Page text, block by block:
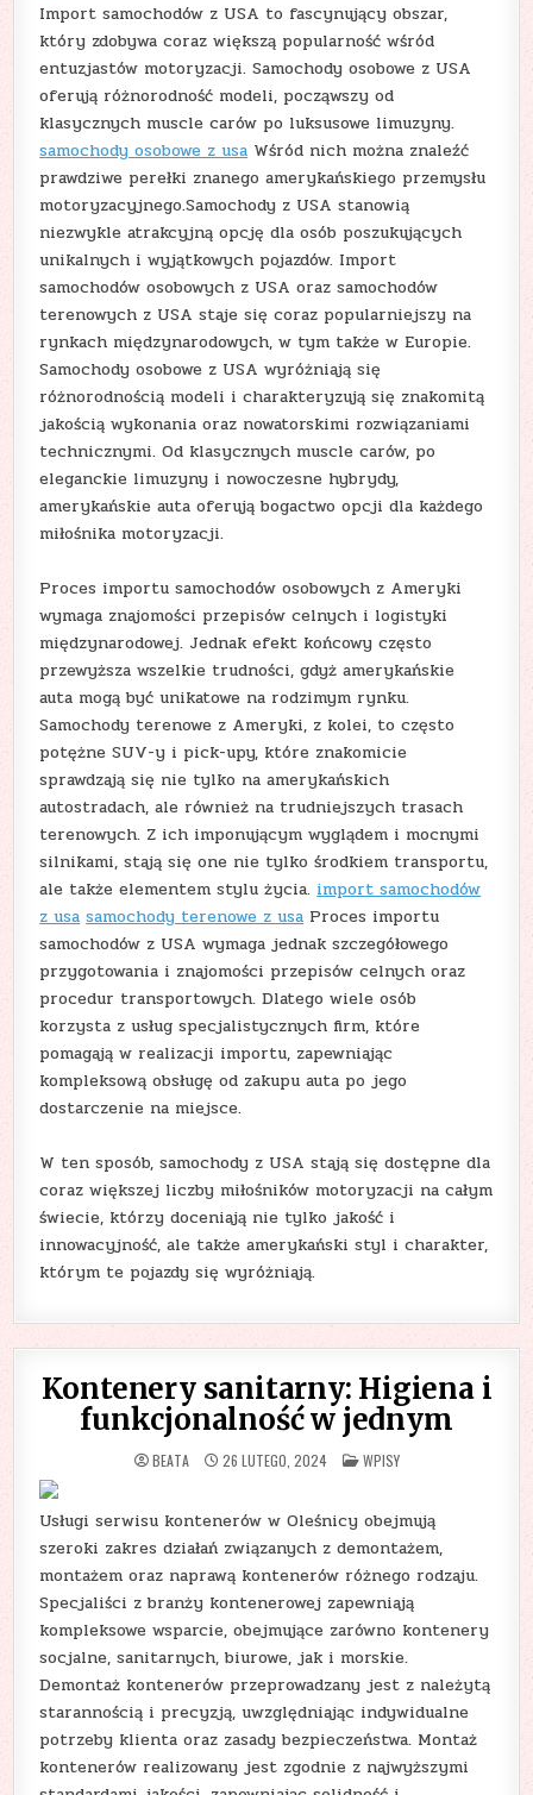
Import samochodów z USA to fascynujący obszar,
który zdobywa coraz większą popularność wśród
entuzjastów motoryzacji. Samochody osobowe z USA
oferują różnorodność modeli, począwszy od
klasycznych muscle carów po luksusowe limuzyny.
samochody osobowe z usa Wśród nich można znaleźć
prawdziwe perełki znanego amerykańskiego przemysłu
motoryzacyjnego.Samochody z USA stanowią
niezwykle atrakcyjną opcję dla osób poszukujących
unikalnych i wyjątkowych pojazdów. Import
samochodów osobowych z USA oraz samochodów
terenowych z USA staje się coraz popularniejszy na
rynkach międzynarodowych, w tym także w Europie.
Samochody osobowe z USA wyróżniają się
różnorodnością modeli i charakteryzują się znakomitą
jakością wykonania oraz nowatorskimi rozwiązaniami
technicznymi. Od klasycznych muscle carów, po
eleganckie limuzyny i nowoczesne hybrydy,
amerykańskie auta oferują bogactwo opcji dla każdego
miłośnika motoryzacji.
Proces importu samochodów osobowych z Ameryki
wymaga znajomości przepisów celnych i logistyki
międzynarodowej. Jednak efekt końcowy często
przewyższa wszelkie trudności, gdyż amerykańskie
auta mogą być unikatowe na rodzimym rynku.
Samochody terenowe z Ameryki, z kolei, to często
potężne SUV-y i pick-upy, które znakomicie
sprawdzają się nie tylko na amerykańskich
autostradach, ale również na trudniejszych trasach
terenowych. Z ich imponującym wyglądem i mocnymi
silnikami, stają się one nie tylko środkiem transportu,
ale także elementem stylu życia. import samochodów
z usa samochody terenowe z usa Proces importu
samochodów z USA wymaga jednak szczegółowego
przygotowania i znajomości przepisów celnych oraz
procedur transportowych. Dlatego wiele osób
korzysta z usług specjalistycznych firm, które
pomagają w realizacji importu, zapewniając
kompleksową obsługę od zakupu auta po jego
dostarczenie na miejsce.
W ten sposób, samochody z USA stają się dostępne dla
coraz większej liczby miłośników motoryzacji na całym
świecie, którzy doceniają nie tylko jakość i
innowacyjność, ale także amerykański styl i charakter,
którym te pojazdy się wyróżniają.
Kontenery sanitarny: Higiena i
funkcjonalność w jednym
BEATA 26 LUTEGO, 2024 POSTED
IN
WPISY
Usługi serwisu kontenerów w Oleśnicy obejmują
szeroki zakres działań związanych z demontażem,
montażem oraz naprawą kontenerów różnego rodzaju.
Specjaliści z branży kontenerowej zapewniają
kompleksowe wsparcie, obejmujące zarówno kontenery
socjalne, sanitarnych, biurowe, jak i morskie.
Demontaż kontenerów przeprowadzany jest z należytą
starannością i precyzją, uwzględniając indywidualne
potrzeby klienta oraz zasady bezpieczeństwa. Montaż
kontenerów realizowany jest zgodnie z najwyższymi